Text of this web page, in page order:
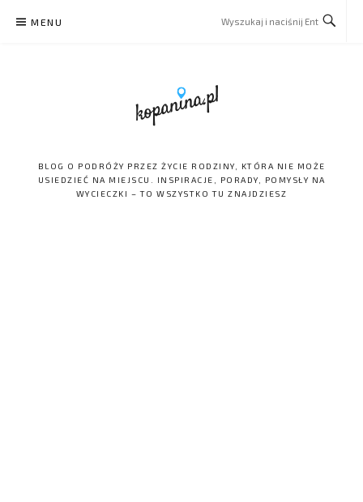
MENU
BLOG O PODRÓŻY PRZEZ ŻYCIE RODZINY, KTÓRA NIE MOŻE
USIEDZIEĆ NA MIEJSCU. INSPIRACJE, PORADY, POMYSŁY NA
WYCIECZKI – TO WSZYSTKO TU ZNAJDZIESZ